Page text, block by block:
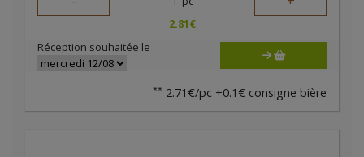
2.81€
Réception souhaitée le
** 2.71€/pc +0.1€ consigne bière